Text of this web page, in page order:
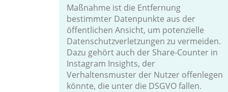
Maßnahme ist die Entfernung
bestimmter Datenpunkte aus der
öffentlichen Ansicht, um potenzielle
Datenschutzverletzungen zu vermeiden.
Dazu gehört auch der Share-Counter in
Instagram Insights, der
Verhaltensmuster der Nutzer offenlegen
könnte, die unter die DSGVO fallen.